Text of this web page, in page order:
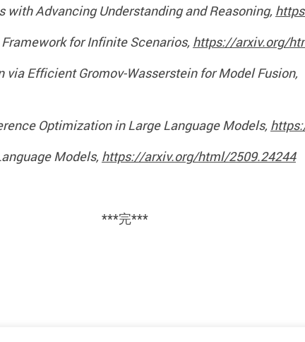
Advancing Understanding and Reasoning,
for Infinite Scenarios, https://arxiv.org/
Efficient Gromov-Wasserstein for Model Fusion,
Optimization in Large Language Models,
Models, https://arxiv.org/html/2509.24244
***完***